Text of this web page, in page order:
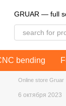
GRUAR — full
bending
Online store Gruar
6 октября 2023